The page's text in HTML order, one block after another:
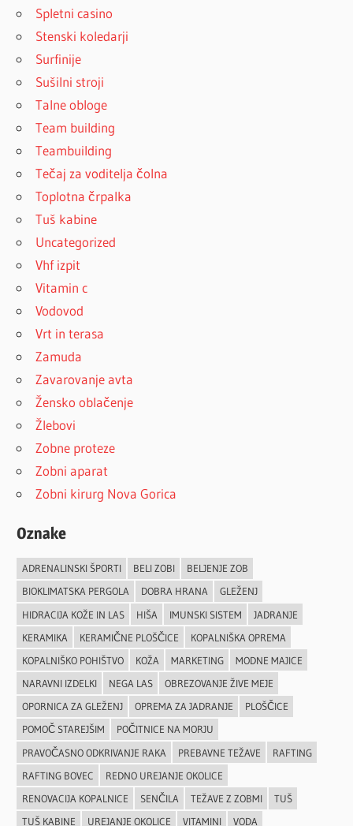
Spletni casino
Stenski koledarji
Surfinije
Sušilni stroji
Talne obloge
Team building
Teambuilding
Tečaj za voditelja čolna
Toplotna črpalka
Tuš kabine
Uncategorized
Vhf izpit
Vitamin c
Vodovod
Vrt in terasa
Zamuda
Zavarovanje avta
Žensko oblačenje
Žlebovi
Zobne proteze
Zobni aparat
Zobni kirurg Nova Gorica
Oznake
ADRENALINSKI ŠPORTI BELI ZOBI
BELJENJE ZOB
BIOKLIMATSKA PERGOLA
DOBRA HRANA
GLEŽENJ
HIDRACIJA KOŽE IN LAS
HIŠA IMUNSKI SISTEM
JADRANJE
KERAMIKA
KERAMIČNE PLOŠČICE
KOPALNIŠKA OPREMA
KOPALNIŠKO POHIŠTVO
KOŽA MARKETING
MODNE MAJICE
NARAVNI IZDELKI
NEGA LAS
OBREZOVANJE ŽIVE MEJE
OPORNICA ZA GLEŽENJ
OPREMA ZA JADRANJE
PLOŠČICE
POMOČ STAREJŠIM
POČITNICE NA MORJU
PRAVOČASNO ODKRIVANJE RAKA
PREBAVNE TEŽAVE
RAFTING
RAFTING BOVEC
REDNO UREJANJE OKOLICE
RENOVACIJA KOPALNICE
SENČILA TEŽAVE Z ZOBMI
TUŠ
TUŠ KABINE
UREJANJE OKOLICE VITAMINI VODA